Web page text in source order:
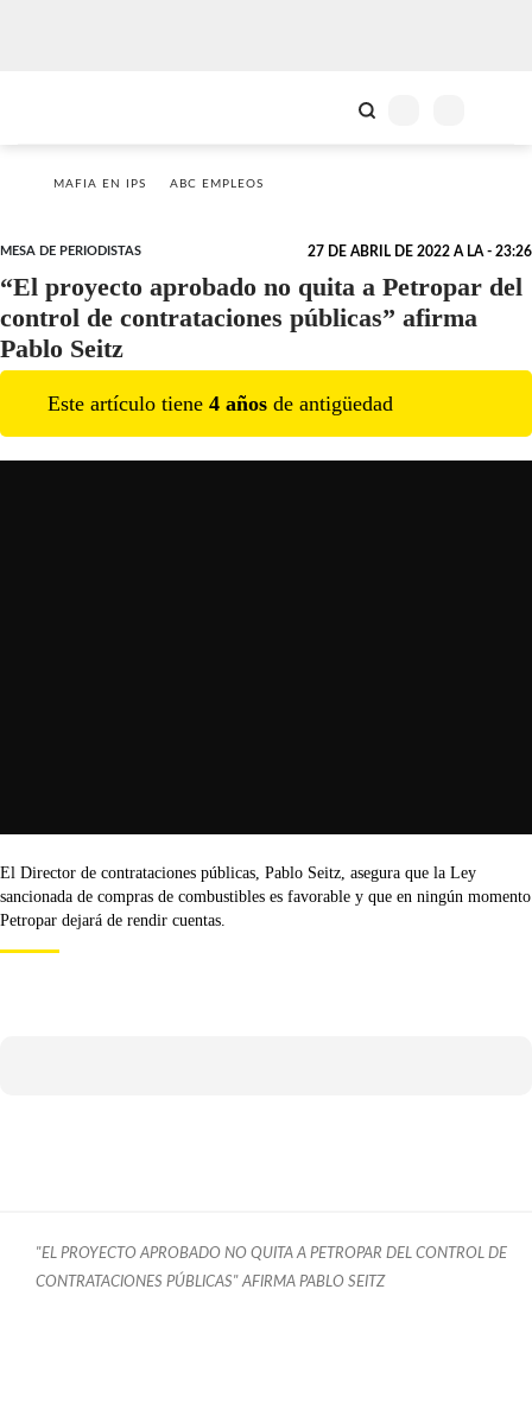
MAFIA EN IPS ABC EMPLEOS
MESA DE PERIODISTAS 27 DE ABRIL DE 2022 A LA - 23:26
“El proyecto aprobado no quita a Petropar del
control de contrataciones públicas” afirma
Pablo Seitz
Este artículo tiene 4 años de antigüedad
El Director de contrataciones públicas, Pablo Seitz, asegura que la Ley
sancionada de compras de combustibles es favorable y que en ningún momento
Petropar dejará de rendir cuentas.
"EL PROYECTO APROBADO NO QUITA A PETROPAR DEL CONTROL DE
CONTRATACIONES PÚBLICAS" AFIRMA PABLO SEITZ